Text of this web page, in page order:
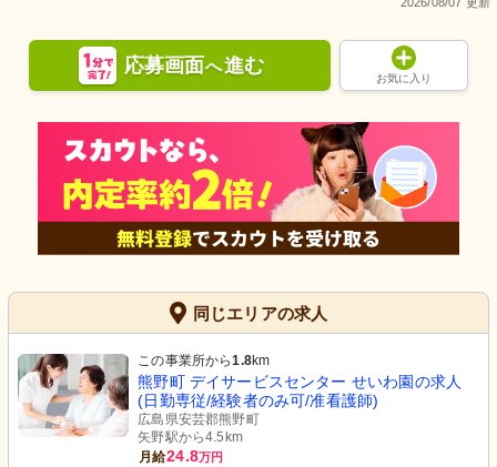
応募画面へ進む
お気に入り
同じエリアの求人
この事業所から1.8km
熊野町 デイサービスセンター せいわ園の求人
(日勤専従/経験者のみ可/准看護師)
広島県安芸郡熊野町
矢野駅から4.5km
月給24.8万円